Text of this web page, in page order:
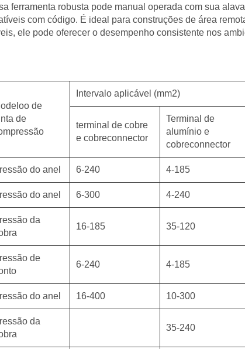
ferramenta robusta pode manual operada com sua
com código. É ideal para construções de área
ele pode oferecer o desempenho consistente nos
de
de
Intervalo aplicável (mm2)
terminal de cobre
e cobreconnector
Terminal de
alumínio e
cobreconnector
do anel 6-240 4-185
do anel 6-300 4-240
da
16-185 35-120
de
6-240 4-185
do anel 16-400 10-300
da
35-240